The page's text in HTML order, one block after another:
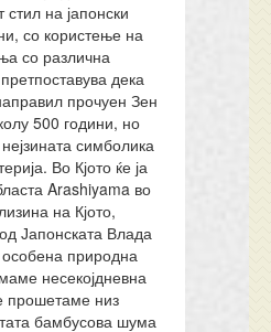
на јапонски
со користење на
со различна
дека
прочуен Зен
500 години, но
симболика
Во Кјото ќе ја
Arashiyama во
на Кјото,
Јапонската Влада
особена природна
несекојдневна
прошетаме низ
бамбусова шума